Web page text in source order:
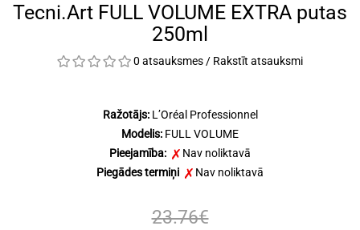
Tecni.Art FULL VOLUME EXTRA putas
250ml
0 atsauksmes / Rakstīt atsauksmi
Ražotājs: L’Oréal Professionnel
Modelis: FULL VOLUME
Pieejamība:
Nav noliktavā
Piegādes termiņi
Nav noliktavā
23.76€